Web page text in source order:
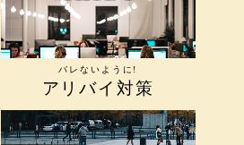
バレないように!
アリバイ対策